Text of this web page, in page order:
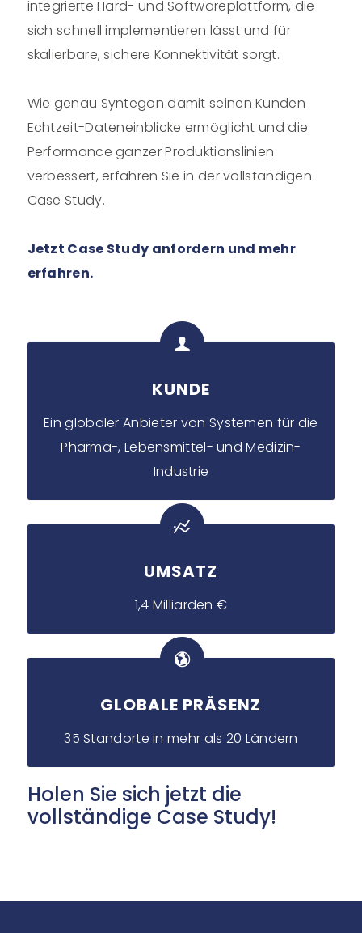
integrierte Hard- und Softwareplattform, die
sich schnell implementieren lässt und für
skalierbare, sichere Konnektivität sorgt.
Wie genau Syntegon damit seinen Kunden
Echtzeit-Dateneinblicke ermöglicht und die
Performance ganzer Produktionslinien
verbessert, erfahren Sie in der vollständigen
Case Study.
Jetzt Case Study anfordern und mehr
erfahren.
KUNDE
Ein globaler Anbieter von Systemen für die
Pharma-, Lebensmittel- und Medizin-
Industrie
UMSATZ
1,4 Milliarden €
GLOBALE PRÄSENZ
35 Standorte in mehr als 20 Ländern
Holen Sie sich jetzt die
vollständige Case Study!